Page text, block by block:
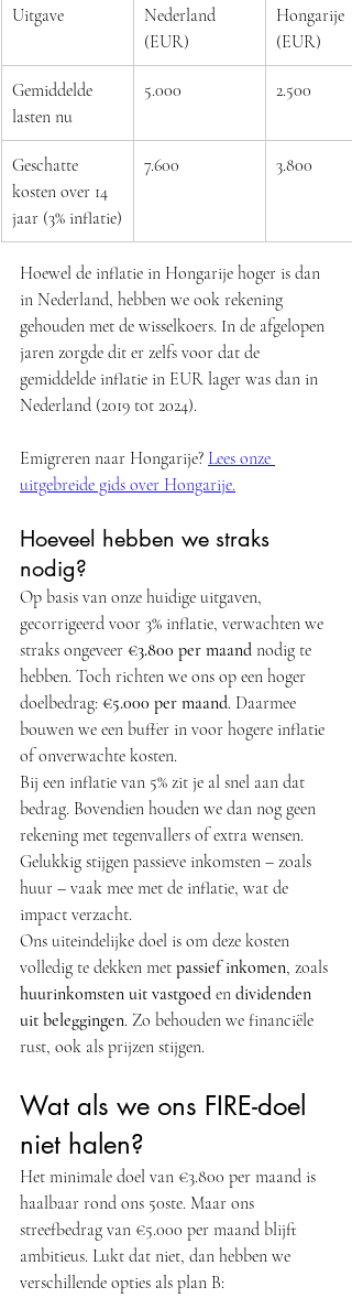
Uitgave
Nederland
(EUR)
Hongarije
(EUR)
Gemiddelde
lasten nu
5.000 2.500
Geschatte
kosten over 14
jaar (3% inflatie)
7.600 3.800
Hoewel de inflatie in Hongarije hoger is dan
in Nederland, hebben we ook rekening
gehouden met de wisselkoers. In de afgelopen
jaren zorgde dit er zelfs voor dat de
gemiddelde inflatie in EUR lager was dan in
Nederland (2019 tot 2024).
Emigreren naar Hongarije? Lees onze
uitgebreide gids over Hongarije.
Hoeveel hebben we straks
nodig?
Op basis van onze huidige uitgaven,
gecorrigeerd voor 3% inflatie, verwachten we
straks ongeveer €3.800 per maand nodig te
hebben. Toch richten we ons op een hoger
doelbedrag: €5.000 per maand. Daarmee
bouwen we een buffer in voor hogere inflatie
of onverwachte kosten.
Bij een inflatie van 5% zit je al snel aan dat
bedrag. Bovendien houden we dan nog geen
rekening met tegenvallers of extra wensen.
Gelukkig stijgen passieve inkomsten – zoals
huur – vaak mee met de inflatie, wat de
impact verzacht.
Ons uiteindelijke doel is om deze kosten
volledig te dekken met passief inkomen, zoals
huurinkomsten uit vastgoed en dividenden
uit beleggingen. Zo behouden we financiële
rust, ook als prijzen stijgen.
Wat als we ons FIRE-doel
niet halen?
Het minimale doel van €3.800 per maand is
haalbaar rond ons 50ste. Maar ons
streefbedrag van €5.000 per maand blijft
ambitieus. Lukt dat niet, dan hebben we
verschillende opties als plan B: